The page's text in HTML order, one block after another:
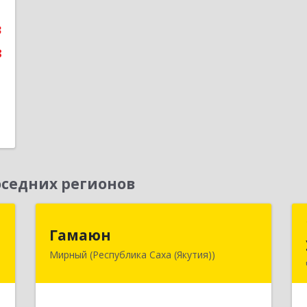
регионов
Гамаюн
Мирный (Республика Саха (Якутия))
678170, Саха /Якутия/ Респ,